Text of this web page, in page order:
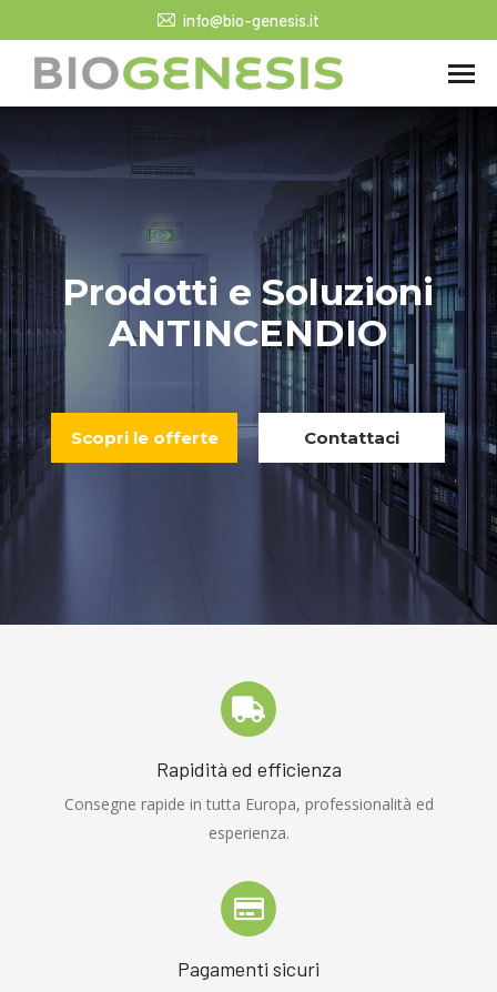
info@bio-genesis.it
Prodotti e Soluzioni
ANTINCENDIO
Scopri le offerte Contattaci
Rapidità ed efficienza
Consegne rapide in tutta Europa, professionalità ed
esperienza.
Pagamenti sicuri